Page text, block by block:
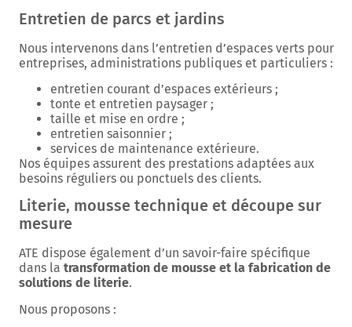
Entretien de parcs et jardins
Nous intervenons dans l’entretien d’espaces verts pour
entreprises, administrations publiques et particuliers :
entretien courant d’espaces extérieurs ;
tonte et entretien paysager ;
taille et mise en ordre ;
entretien saisonnier ;
services de maintenance extérieure.
Nos équipes assurent des prestations adaptées aux
besoins réguliers ou ponctuels des clients.
Literie, mousse technique et découpe sur
mesure
ATE dispose également d’un savoir-faire spécifique
dans la transformation de mousse et la fabrication de
solutions de literie.
Nous proposons :